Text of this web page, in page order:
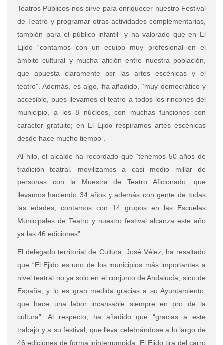
Teatros Públicos nos sirve para enriquecer nuestro Festival
de Teatro y programar otras actividades complementarias,
también para el público infantil” y ha valorado que en El
Ejido “contamos con un equipo muy profesional en el
ámbito cultural y mucha afición entre nuestra población,
que apuesta claramente por las artes escénicas y el
teatro”. Además, es algo, ha añadido, “muy democrático y
accesible, pues llevamos el teatro a todos los rincones del
municipio, a los 8 núcleos, con muchas funciones con
carácter gratuito; en El Ejido respiramos artes escénicas
desde hace mucho tiempo”.
Al hilo, el alcalde ha recordado que “tenemos 50 años de
tradición teatral, movilizamos a casi medio millar de
personas con la Muestra de Teatro Aficionado, que
llevamos haciendo 34 años y además con gente de todas
las edades; contamos con 14 grupos en las Escuelas
Municipales de Teatro y nuestro festival alcanza este año
ya las 46 ediciones”.
El delegado territorial de Cultura, José Vélez, ha resaltado
que “El Ejido es uno de los municipios más importantes a
nivel teatral no ya solo en el conjunto de Andalucía, sino de
España, y lo es gran medida gracias a su Ayuntamiento,
que hace una labor incansable siempre en pro de la
cultura”. Al respecto, ha añadido que “gracias a este
trabajo y a su festival, que lleva celebrándose a lo largo de
46 ediciones de forma ininterrumpida, El Ejido tira del carro